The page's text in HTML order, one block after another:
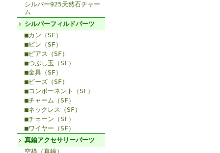
シルバー925天然石チャー
ム
シルバーフィルドパーツ
■カン（SF）
■ピン（SF）
■ピアス（SF）
■つぶし玉（SF）
■金具（SF）
■ビーズ（SF）
■コンポーネント（SF）
■チャーム（SF）
■ネックレス（SF）
■チェーン（SF）
■ワイヤー（SF）
真鍮アクセサリーパーツ
空枠（真鍮）